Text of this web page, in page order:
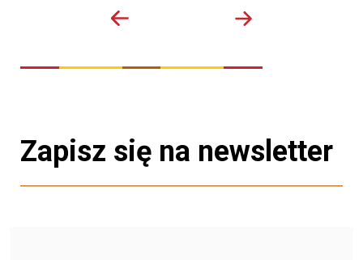
Zapisz się na newsletter